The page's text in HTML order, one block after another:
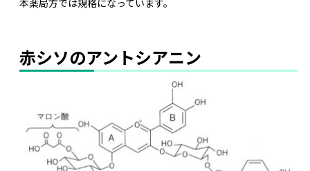
赤シソのアントシアニン